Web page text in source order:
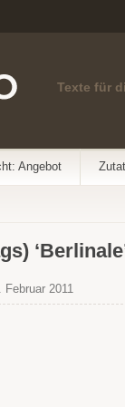
Texte für
Angebot
Februar 2011